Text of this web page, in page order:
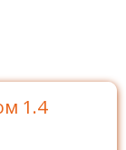
1.4